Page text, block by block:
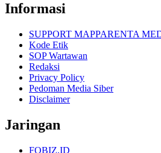
Informasi
SUPPORT MAPPARENTA
Kode Etik
SOP Wartawan
Redaksi
Privacy Policy
Pedoman Media Siber
Disclaimer
Jaringan
FOBIZ.ID